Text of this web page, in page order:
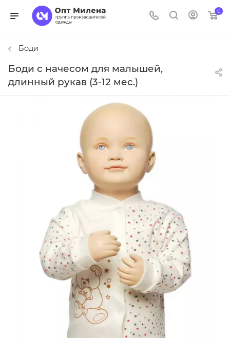
0
Боди
Боди с начесом для малышей,
длинный рукав (3-12 мес.)